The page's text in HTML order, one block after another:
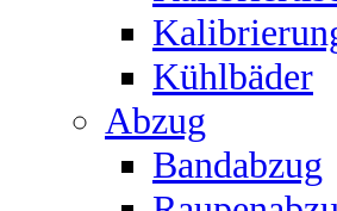
Kühlbäder
Abzug
Bandabzug